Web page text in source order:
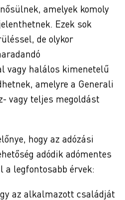
amelyek komoly
Ezek sok
de olykor
vagy halálos kimenetelű
amelyre a Generali
vagy teljes megoldást
hogy az adózási
adódik adómentes
legfontosabb érvek:
az alkalmazott családját